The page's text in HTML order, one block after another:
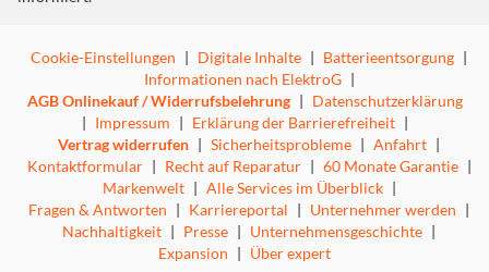
exklusiver Spitzentechnologien
Vielseitig: zum Bügeln auf dem Tisch oder zum
Dämpfen direkt auf dem Kleiderbügel
Respekt vor Materialien und Farben dank Laurastar
DMS-Dampf
Vermeidung von Falten durch die 3D-Sohle des
professionellen Bügeleisens
Desinfektion von Textilien mit DMS-Dampf, wodurch
99,99% der Bakterien, Viren und 100% der Milben
abgetötet werden**(von unabhängigen Laboren zertifiziert)
Cookie-Einstellungen | Digitale Inhalte | Batterieentsorgung |
Informationen nach ElektroG |
AGB Onlinekauf / Widerrufsbelehrung | Datenschutzerklärung
| Impressum | Erklärung der Barrierefreiheit |
Vertrag widerrufen | Sicherheitsprobleme | Anfahrt |
Kontaktformular | Recht auf Reparatur | 60 Monate Garantie |
Markenwelt | Alle Services im Überblick |
Fragen & Antworten | Karriereportal | Unternehmer werden |
Nachhaltigkeit | Presse | Unternehmensgeschichte |
Expansion | Über expert